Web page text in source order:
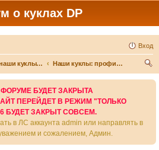
о куклах DP
Вход
Играем: наши куклы и игры вокруг них
Наши куклы: профили и истории
БУДЕТ ЗАКРЫТА
ПЕРЕЙДЕТ В РЕЖИМ "ТОЛЬКО
БУДЕТ ЗАКРЫТ СОВСЕМ.
в ЛС аккаунта admin или направлять в
и сожалением, Админ.